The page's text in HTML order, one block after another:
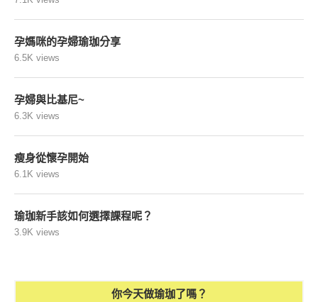
孕媽咪的孕婦瑜珈分享
6.5K views
孕婦與比基尼~
6.3K views
瘦身從懷孕開始
6.1K views
瑜珈新手該如何選擇課程呢？
3.9K views
你今天做瑜珈了嗎？